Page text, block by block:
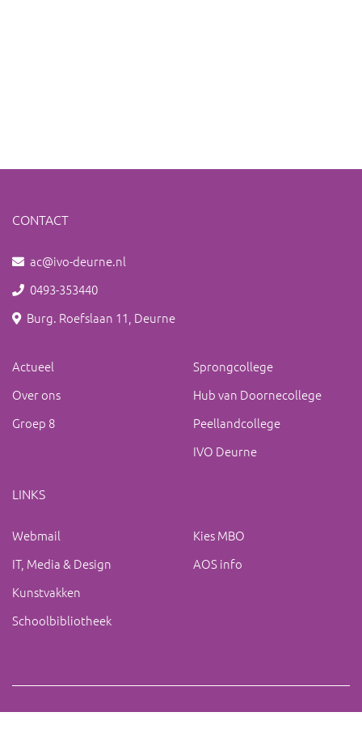
CONTACT
ac@ivo-deurne.nl
0493-353440
Burg. Roefslaan 11, Deurne
Actueel
Over ons
Groep 8
Sprongcollege
Hub van Doornecollege
Peellandcollege
IVO Deurne
LINKS
Webmail
IT, Media & Design
Kunstvakken
Schoolbibliotheek
Kies MBO
AOS info